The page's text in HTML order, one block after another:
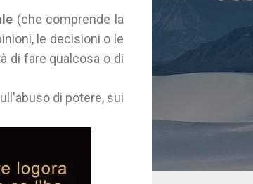
(che comprende la
le decisioni o le
di fare qualcosa o di
di potere, sui